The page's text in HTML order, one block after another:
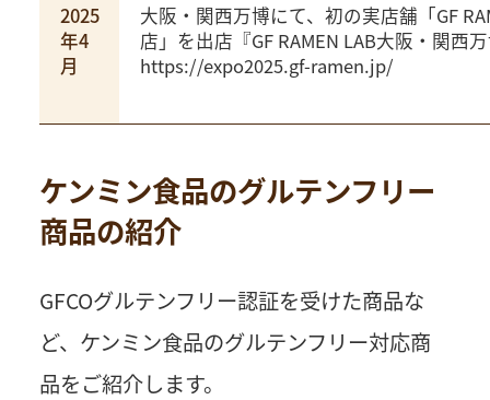
2025
年4
月
大阪・関西万博にて、初の実店舗「GF
店」を出店 『GF RAMEN LAB大阪・関西
https://expo2025.gf-ramen.jp/
ケンミン食品のグルテンフリー
商品の紹介
GFCOグルテンフリー認証を受けた商品な
ど、ケンミン食品のグルテンフリー対応商
品をご紹介します。